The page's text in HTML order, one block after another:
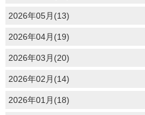
2026年05月(13)
2026年04月(19)
2026年03月(20)
2026年02月(14)
2026年01月(18)